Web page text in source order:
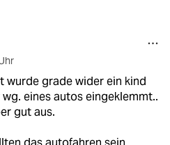
wurde grade wider ein kind
eines autos eingeklemmt..
gut aus.